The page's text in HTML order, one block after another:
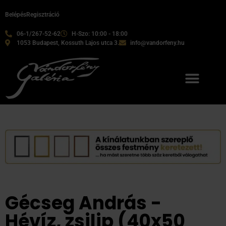
06-1/267-52-62
H-Szo: 10:00 - 18:00
1053 Budapest, Kossuth Lajos utca 3.
info@vandorfeny.hu
BelépésRegisztráció
Gécseg András -